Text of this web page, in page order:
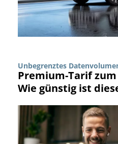
Unbegrenztes
Premium-Tarif
Wie günstig ist